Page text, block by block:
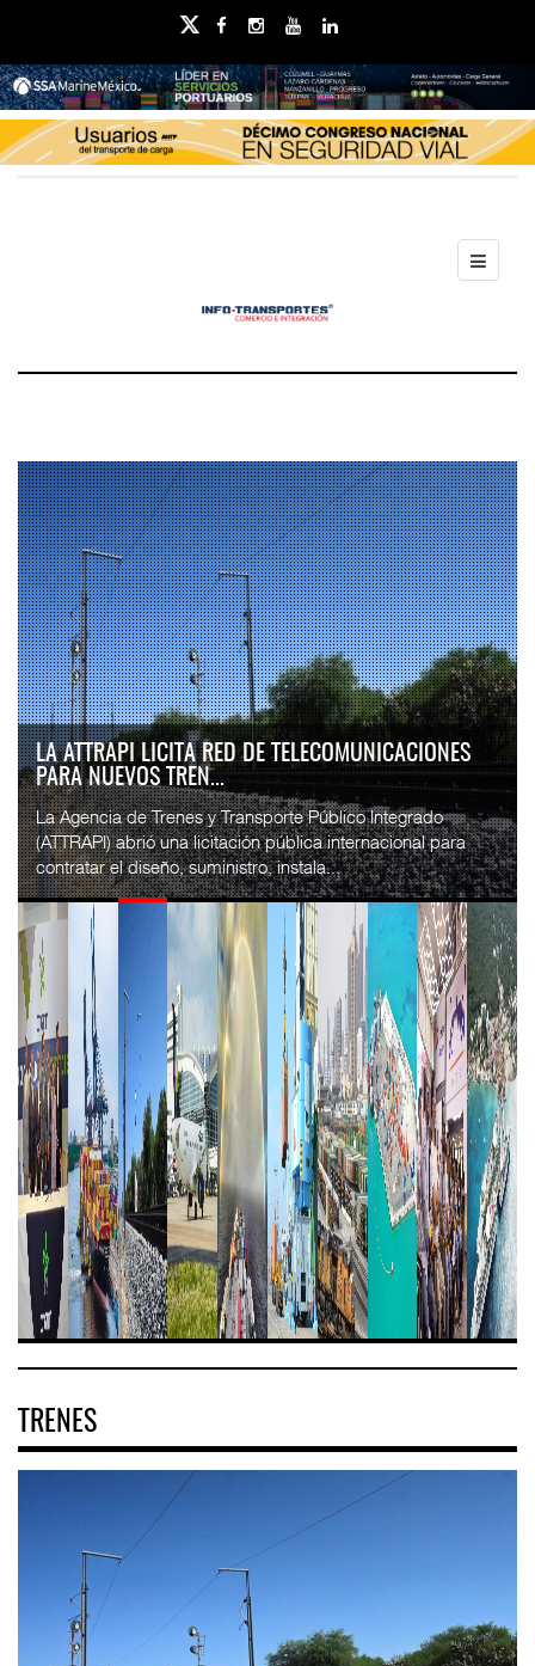
LA ATTRAPI LICITA RED DE TELECOMUNICACIONES
PARA NUEVOS TREN...
La Agencia de Trenes y Transporte Público Integrado
(ATTRAPI) abrió una licitación pública internacional para
contratar el diseño, suministro, instala...
TRENES